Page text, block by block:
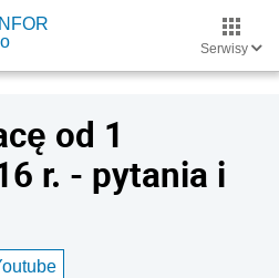
Serwisy
od 1
r. - pytania i